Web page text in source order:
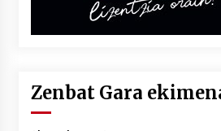
Zenbat Gara